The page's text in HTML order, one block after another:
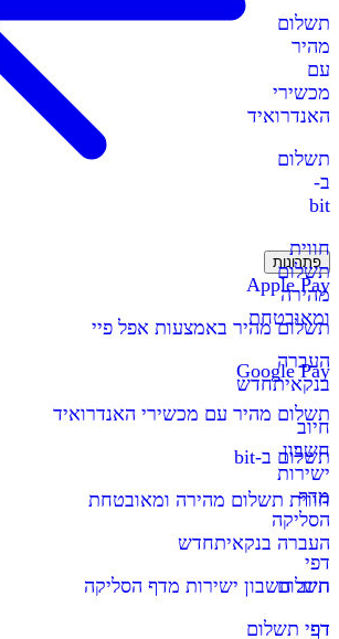
תשלום
מהיר
עם
מכשירי
האנדרואיד
תשלום
ב-
bit
חווית
תשלום
מהירה
ומאובטחת
העברה
בנקאיתחדש
חיוב
חשבון
ישירות
מדף
הסליקה
דפי
תשלום
דף
פתרונות
Apple Pay
תשלום מהיר באמצעות אפל פיי
Google Pay
תשלום מהיר עם מכשירי האנדרואיד
תשלום ב-bit
חווית תשלום מהירה ומאובטחת
העברה בנקאיתחדש
חיוב חשבון ישירות מדף הסליקה
דפי תשלום